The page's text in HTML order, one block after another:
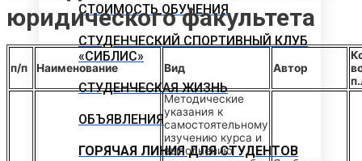
СТОИМОСТЬ ОБУЧЕНИЯ
СТУДЕНЧЕСКИЙ СПОРТИВНЫЙ КЛУБ
«СИБЛИС»
СТУДЕНЧЕСКАЯ ЖИЗНЬ
ОБЪЯВЛЕНИЯ
ГОРЯЧАЯ ЛИНИЯ ДЛЯ СТУДЕНТОВ
юридического факультета
п/п Наименование Вид Автор
Методические
указания к
самостоятельному
изучению курса и
выполнению